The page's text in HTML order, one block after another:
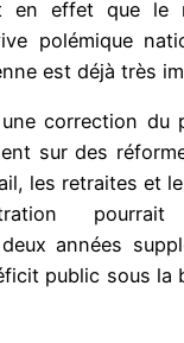
en effet que le
polémique
est déjà très
correction du
sur des
les retraites et
années
public sous la